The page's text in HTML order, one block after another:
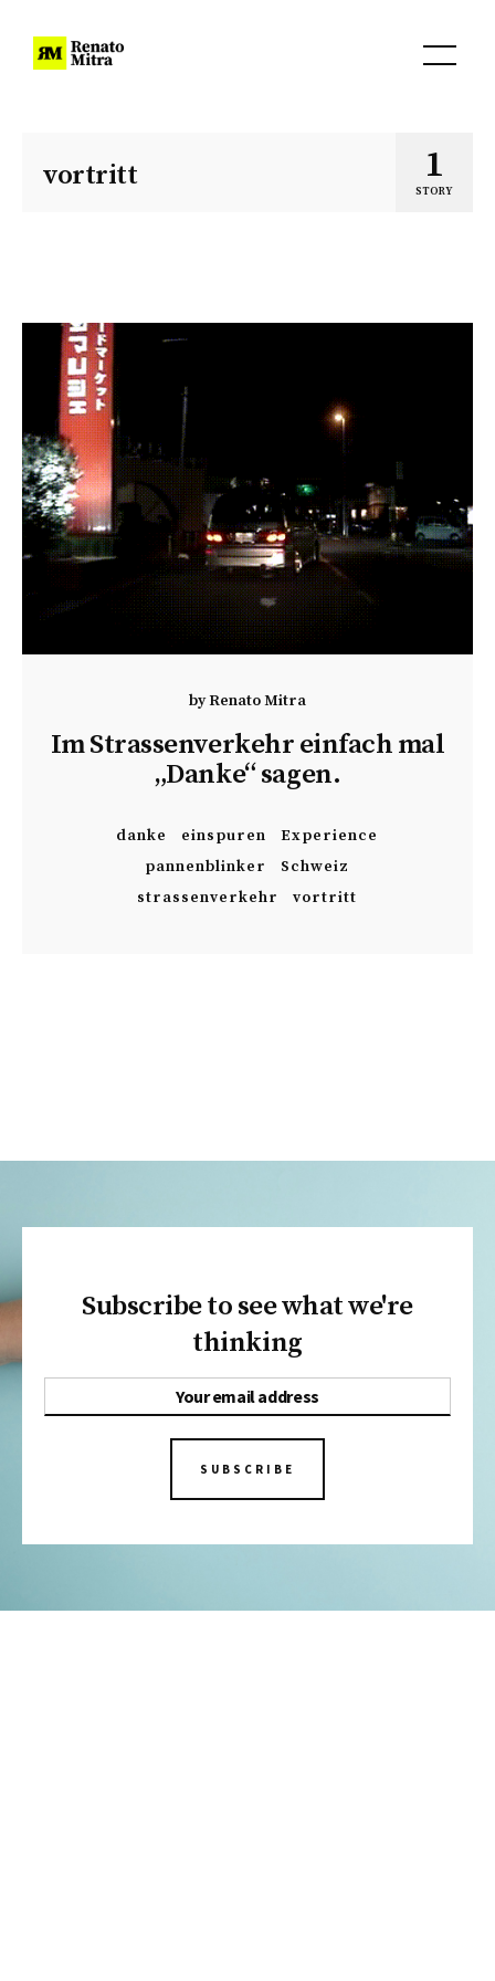
vortritt 1
STORY
byRenato Mitra
Im Strassenverkehr einfach mal
„Danke“ sagen.
danke einspuren
Experience
pannenblinker
Schweiz
strassenverkehr
vortritt
Subscribe to see what we're
thinking
SUBSCRIBE